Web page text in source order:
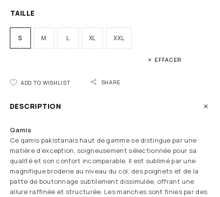
TAILLE
S M L XL XXL
EFFACER
ADD TO WISHLIST SHARE
DESCRIPTION
Qamis
Ce qamis pakistanais haut de gamme se distingue par une
matière d’exception, soigneusement sélectionnée pour sa
qualité et son confort incomparable. Il est sublimé par une
magnifique broderie au niveau du col, des poignets et de la
patte de boutonnage subtilement dissimulée, offrant une
allure raffinée et structurée. Les manches sont finies par des